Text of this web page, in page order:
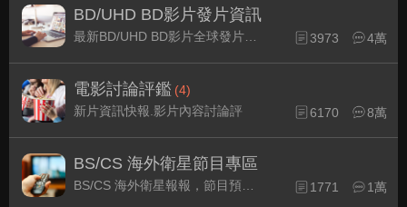
BD/UHD BD影片發片資訊
3973 4萬
電影討論評鑑 (4)
新片資訊快報.影片內容討論評
6170 8萬
BS/CS 海外衛星節目專區
1771 1萬